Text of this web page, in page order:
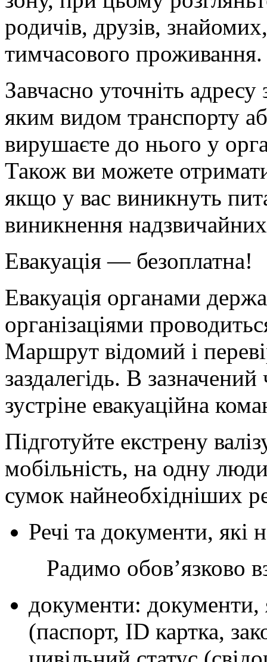
родичів, друзів,
тимчасового проживання.
Завчасно уточніть адресу
яким видом транспорту
вирушаєте до нього у
Також ви можете
якщо у вас виникнуть
виникнення
Евакуація — безоплатна!
Евакуація органами
організаціями
Маршрут відомий і
заздалегідь. В
зустріне евакуаційна
Підготуйте екстрену
мобільність, на одну
сумок найнеобхідніших
Речі та документи, які
Радимо обовʼязково
документи: документи,
(паспорт, ID картка,